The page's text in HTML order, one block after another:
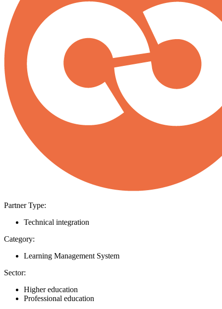
Partner Type:
Technical integration
Category:
Learning Management System
Sector:
Higher education
Professional education